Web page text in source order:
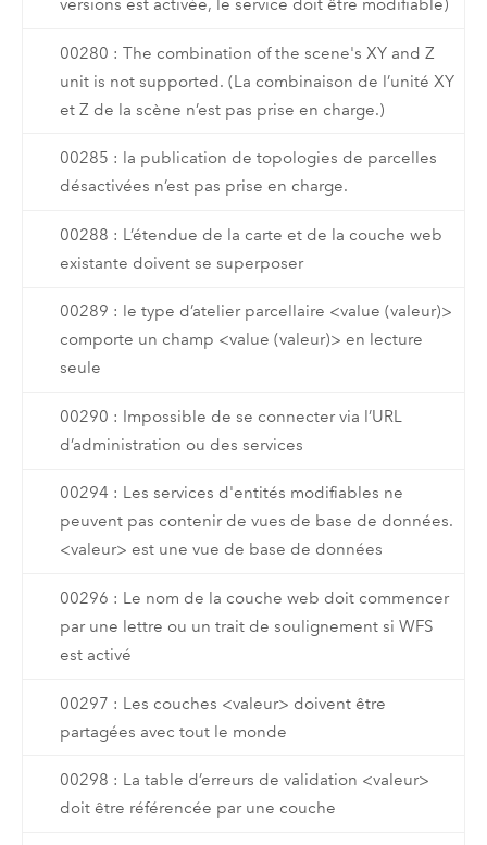
versions est activée, le service doit être modifiable)
00280 : The combination of the scene's XY and Z
unit is not supported. (La combinaison de l’unité XY
et Z de la scène n’est pas prise en charge.)
00285 : la publication de topologies de parcelles
désactivées n’est pas prise en charge.
00288 : L’étendue de la carte et de la couche web
existante doivent se superposer
00289 : le type d’atelier parcellaire <value (valeur)>
comporte un champ <value (valeur)> en lecture
seule
00290 : Impossible de se connecter via l’URL
d’administration ou des services
00294 : Les services d'entités modifiables ne
peuvent pas contenir de vues de base de données.
<valeur> est une vue de base de données
00296 : Le nom de la couche web doit commencer
par une lettre ou un trait de soulignement si WFS
est activé
00297 : Les couches <valeur> doivent être
partagées avec tout le monde
00298 : La table d’erreurs de validation <valeur>
doit être référencée par une couche